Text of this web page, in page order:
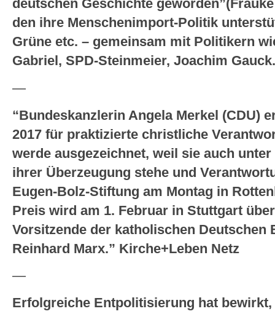
deutschen Geschichte
den ihre Menschenimport-Politik
Grüne etc. – gemeinsam mit Politikern
Gabriel, SPD-Steinmeier, Joachim Gauck.
—
“Bundeskanzlerin Angela Merkel (CDU)
2017 für praktizierte christliche
werde ausgezeichnet, weil sie auch
ihrer Überzeugung stehe und
Eugen-Bolz-Stiftung am Montag in
Preis wird am 1. Februar in Stuttgart
Vorsitzende der katholischen
Reinhard Marx.” Kirche+Leben Netz
—
Erfolgreiche Entpolitisierung hat